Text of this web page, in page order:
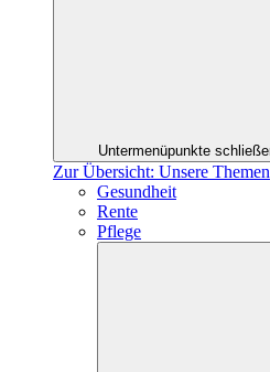
Untermenüpunkte
Zur Übersicht: Unsere Themen
Gesundheit
Rente
Pflege